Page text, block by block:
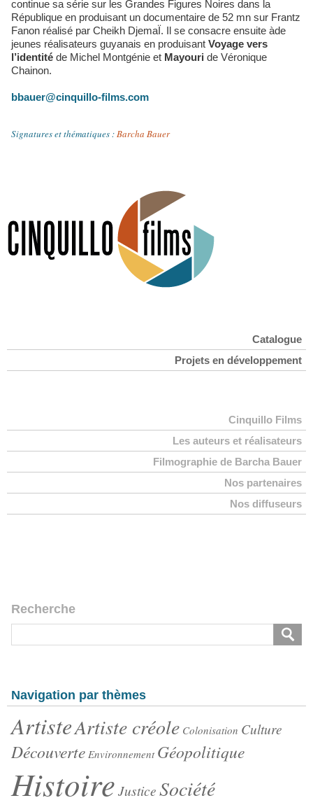
Catalogue
Projets en développement
Cinquillo Films
Les auteurs et réalisateurs
Filmographie de Barcha Bauer
Nos partenaires
Nos diffuseurs
Recherche
Navigation par thèmes
ArtisteArtiste créole Colonisation Culture
Découverte Environnement Géopolitique
HistoireJusticeSociété
continue sa série sur les Grandes Figures Noires dans la
République en produisant un documentaire de 52 mn sur Frantz
Fanon réalisé par Cheikh DjemaÏ. Il se consacre ensuite àde
jeunes réalisateurs guyanais en produisant Voyage vers
l’identité de Michel Montgénie et Mayouri de Véronique
Chainon.
bbauer@cinquillo-films.com
Signatures et thématiques:Barcha Bauer